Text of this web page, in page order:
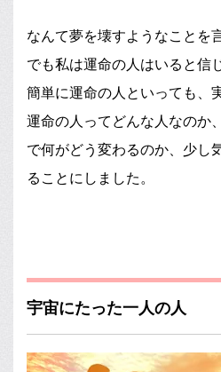
なんて夢を壊すようなことを
でも私は運命の人はいると信
簡単に運命の人といっても、
運命の人ってどんな人なのか
で何がどう変わるのか、少し
ることにしました。
宇宙にたった一人の人